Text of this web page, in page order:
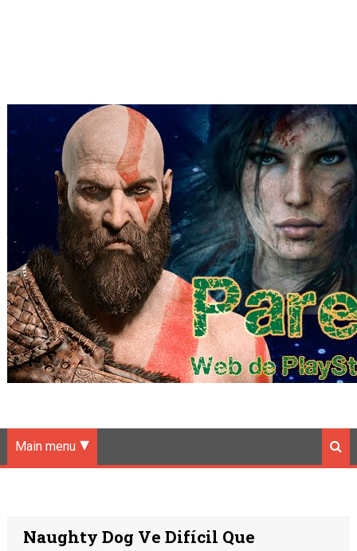
Main menu
Naughty Dog Ve Difícil Que